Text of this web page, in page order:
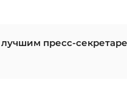
лучшим пресс-